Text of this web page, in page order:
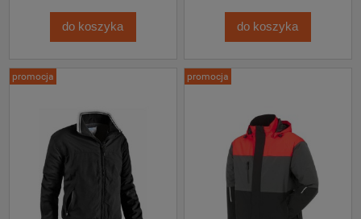
do koszyka do koszyka
promocja promocja